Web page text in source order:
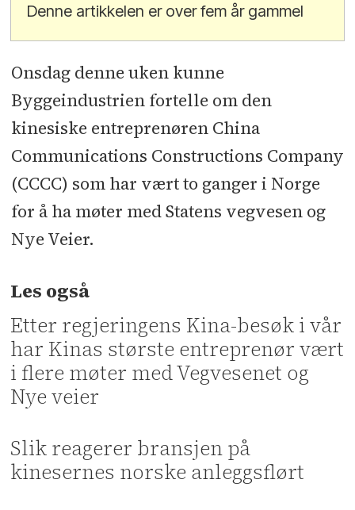
Denne artikkelen er over fem år gammel
Onsdag denne uken kunne
Byggeindustrien fortelle om den
kinesiske entreprenøren China
Communications Constructions Company
(CCCC) som har vært to ganger i Norge
for å ha møter med Statens vegvesen og
Nye Veier.
Les også
Etter regjeringens Kina-besøk i vår
har Kinas største entreprenør vært
i flere møter med Vegvesenet og
Nye veier
Slik reagerer bransjen på
kinesernes norske anleggsflørt